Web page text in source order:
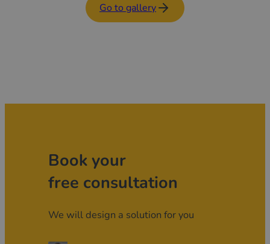
Go to gallery
Book your
free consultation
We will design a solution for you